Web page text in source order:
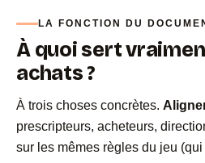
LA FONCTION DU
À quoi sert
achats ?
À trois choses concrètes.
prescripteurs, acheteurs,
sur les mêmes règles du jeu